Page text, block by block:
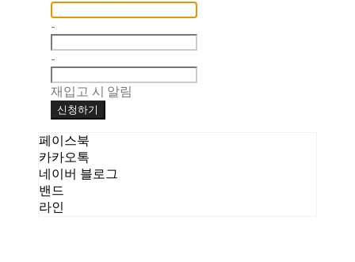
-
-
재입고 시 알림
신청하기
페이스북
카카오톡
네이버 블로그
밴드
라인